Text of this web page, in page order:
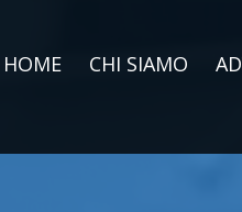
HOME CHI SIAMO